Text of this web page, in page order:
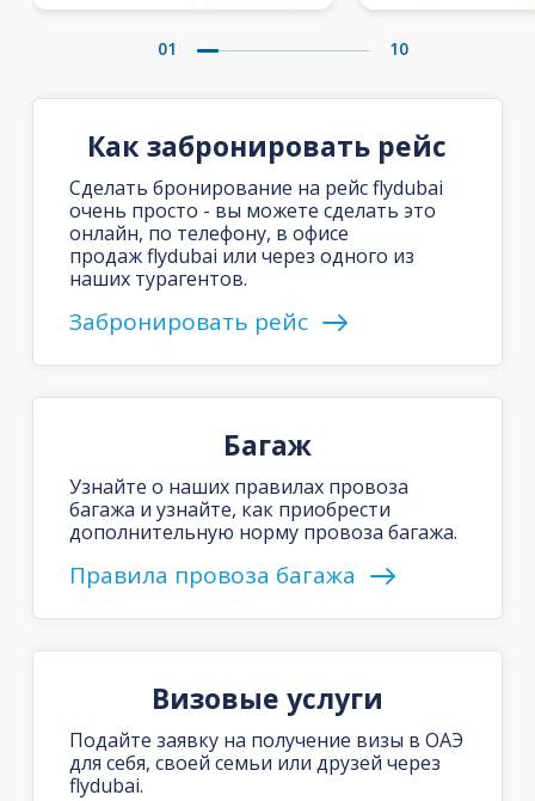
01 10
Как забронировать рейс
Сделать бронирование на рейс flydubai
очень просто - вы можете сделать это
онлайн, по телефону, в офисе
продаж flydubai или через одного из
наших турагентов.
Забронировать рейс
Багаж
Узнайте о наших правилах провоза
багажа и узнайте, как приобрести
дополнительную норму провоза багажа.
Правила провоза багажа
Визовые услуги
Подайте заявку на получение визы в ОАЭ
для себя, своей семьи или друзей через
flydubai.